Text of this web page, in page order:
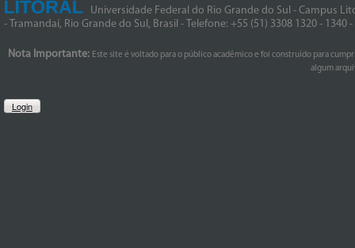
Universidade Federal do Rio Grande do Sul - Campus
- Tramandaí, Rio Grande do Sul, Brasil - Telefone: +55 (51) 3308 1320 - 1340
Nota Importante: Este site é voltado para o público acadêmico e foi construído para
algum
Login